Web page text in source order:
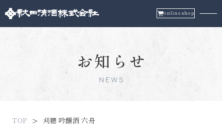
onlineshop
お知らせ
NEWS
TOP 刈穂 吟醸酒 六舟